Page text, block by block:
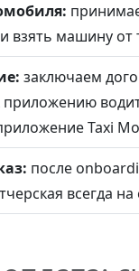
взять машину от
заключаем
Taxi
после
всегда на